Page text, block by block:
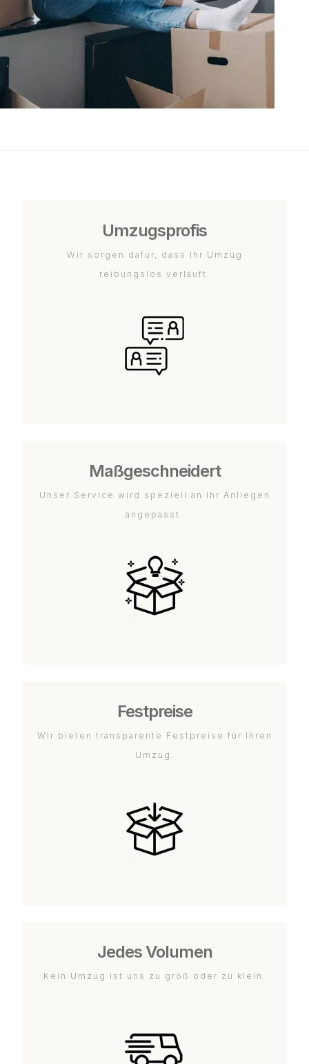
Umzugsprofis
Wir sorgen dafür, dass Ihr Umzug
reibungslos verläuft.
Maßgeschneidert
Unser Service wird speziell an Ihr Anliegen
angepasst.
Festpreise
Wir bieten transparente Festpreise für Ihren
Umzug.
Jedes Volumen
Kein Umzug ist uns zu groß oder zu klein.